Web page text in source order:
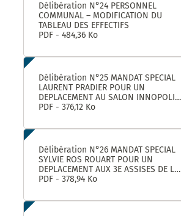
Délibération N°24 PERSONNEL
COMMUNAL – MODIFICATION DU
TABLEAU DES EFFECTIFS
PDF - 484,36 Ko
Délibération N°25 MANDAT SPECIAL
LAURENT PRADIER POUR UN
DEPLACEMENT AU SALON INNOPOLIS
A PARIS
PDF - 376,12 Ko
Délibération N°26 MANDAT SPECIAL
SYLVIE ROS ROUART POUR UN
DEPLACEMENT AUX 3E ASSISES DE LA
VOIE D’ARLES A ARLES
PDF - 378,94 Ko